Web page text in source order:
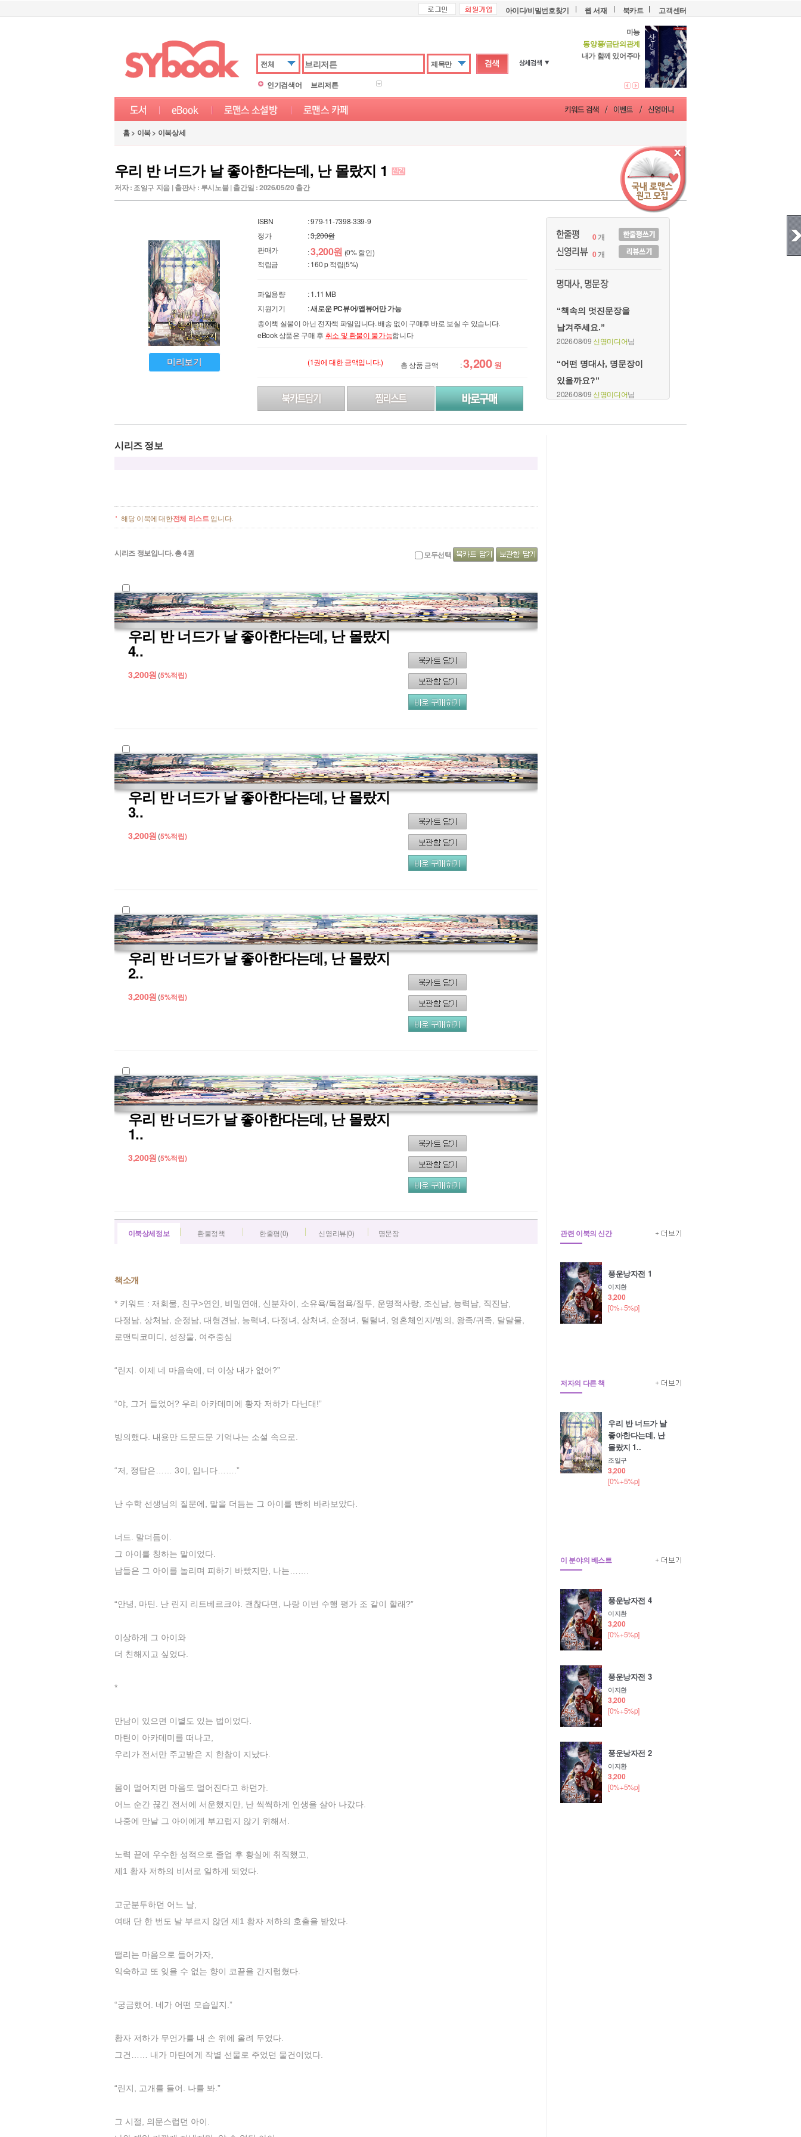
아이디/비밀번호찾기 웹 서재 북카트 고객센터
전체
제목만
인기검색어
브리저튼
마뇽
동양풍/금단의관계
내가 함께 있어주마
홈 > 이북 > 이북상세
우리 반 너드가 날 좋아한다는데, 난 몰랐지 1
저자 : 조일구 지음 | 출판사 : 루시노블 | 출간일 : 2026/05/20 출간
미리보기
ISBN
: 979-11-7398-339-9
정가
:3,200원
판매가
:3,200원 (0% 할인)
적립금
: 160 p 적립(5%)
파일용량
: 1.11 MB
지원기기
:새로운 PC뷰어/앱뷰어만 가능
종이책 실물이 아닌 전자책 파일입니다. 배송 없이 구매후 바로 보실 수 있습니다.
eBook 상품은 구매 후 취소 및 환불이 불가능합니다
(1권에 대한 금액입니다.) 총 상품 금액 :3,200원
0개
0개
“책속의 멋진문장을
남겨주세요.”
2026/08/09신영미디어님
“어떤 명대사, 명문장이
있을까요?”
2026/08/09신영미디어님
시리즈 정보
해당 이북에 대한전체 리스트입니다.
시리즈 정보입니다. 총4권 모두선택
우리 반 너드가 날 좋아한다는데, 난 몰랐지
4..
3,200원(5%적립)
우리 반 너드가 날 좋아한다는데, 난 몰랐지
3..
3,200원(5%적립)
우리 반 너드가 날 좋아한다는데, 난 몰랐지
2..
3,200원(5%적립)
우리 반 너드가 날 좋아한다는데, 난 몰랐지
1..
3,200원(5%적립)
이북상세정보 환불정책 한줄평(0) 신영리뷰(0) 명문장
책소개
* 키워드 : 재회물, 친구>연인, 비밀연애, 신분차이, 소유욕/독점욕/질투, 운명적사랑, 조신남, 능력남, 직진남,
다정남, 상처남, 순정남, 대형견남, 능력녀, 다정녀, 상처녀, 순정녀, 털털녀, 영혼체인지/빙의, 왕족/귀족, 달달물,
로맨틱코미디, 성장물, 여주중심
“린지. 이제 네 마음속에, 더 이상 내가 없어?”
“야, 그거 들었어? 우리 아카데미에 황자 저하가 다닌대!”
빙의했다. 내용만 드문드문 기억나는 소설 속으로.
“저, 정답은…… 3이, 입니다…….”
난 수학 선생님의 질문에, 말을 더듬는 그 아이를 빤히 바라보았다.
너드. 말더듬이.
그 아이를 칭하는 말이었다.
남들은 그 아이를 놀리며 피하기 바빴지만, 나는…….
“안녕, 마틴. 난 린지 리트베르크야. 괜찮다면, 나랑 이번 수행 평가 조 같이 할래?”
이상하게 그 아이와
더 친해지고 싶었다.
*
만남이 있으면 이별도 있는 법이었다.
마틴이 아카데미를 떠나고,
우리가 전서만 주고받은 지 한참이 지났다.
몸이 멀어지면 마음도 멀어진다고 하던가.
어느 순간 끊긴 전서에 서운했지만, 난 씩씩하게 인생을 살아 나갔다.
나중에 만날 그 아이에게 부끄럽지 않기 위해서.
노력 끝에 우수한 성적으로 졸업 후 황실에 취직했고,
제1 황자 저하의 비서로 일하게 되었다.
고군분투하던 어느 날,
여태 단 한 번도 날 부르지 않던 제1 황자 저하의 호출을 받았다.
떨리는 마음으로 들어가자,
익숙하고 또 잊을 수 없는 향이 코끝을 간지럽혔다.
“궁금했어. 네가 어떤 모습일지.”
황자 저하가 무언가를 내 손 위에 올려 두었다.
그건…… 내가 마틴에게 작별 선물로 주었던 물건이었다.
“린지, 고개를 들어. 나를 봐.”
그 시절, 의문스럽던 아이.
관련 이북의 신간
풍운낭자전 1
이지환
3,200
[0%+5%p]
저자의 다른 책
우리 반 너드가 날
좋아한다는데, 난
몰랐지 1..
조일구
3,200
[0%+5%p]
이 분야의 베스트
풍운낭자전 4
이지환
3,200
[0%+5%p]
풍운낭자전 3
이지환
3,200
[0%+5%p]
풍운낭자전 2
이지환
3,200
[0%+5%p]